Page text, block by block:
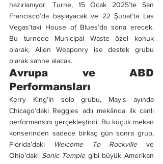
hazırlanıyor. Turne, 15 Ocak 2025’te San
Francisco’da başlayacak ve 22 Şubat’ta Las
Vegas’taki House of Blues’da sona erecek.
Bu turnede Municipal Waste özel konuk
olarak, Alien Weaponry ise destek grubu
olarak sahne alacak.
Avrupa ve ABD
Performansları
Kerry King’in solo grubu, Mayıs ayında
Chicago’daki Reggies adlı mekânda ilk canlı
performansını gerçekleştirdi. Bu küçük mekan
konserinden sadece birkaç gün sonra grup,
Florida’daki
Welcome To Rockville ve
Ohio’daki Sonic Temple gibi büyük Amerikan